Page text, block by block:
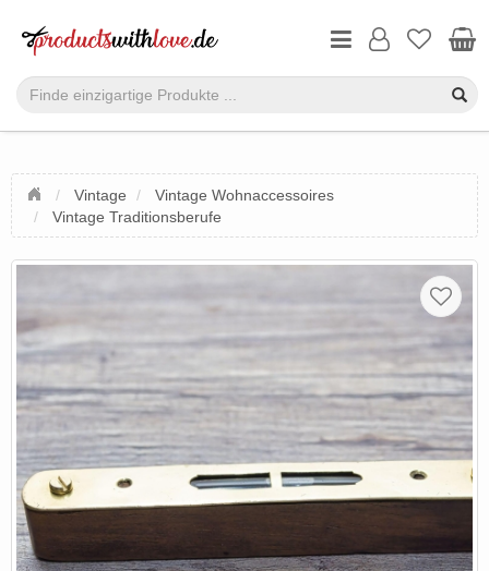
Vintage
Vintage Wohnaccessoires
Vintage Traditionsberufe